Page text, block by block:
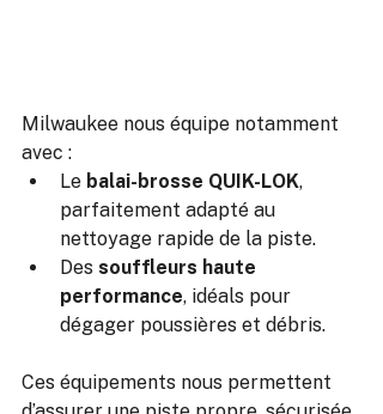
Milwaukee nous équipe notamment
avec :
Le balai-brosse QUIK-LOK,
parfaitement adapté au
nettoyage rapide de la piste.
Des souffleurs haute
performance, idéals pour
dégager poussières et débris.
Ces équipements nous permettent